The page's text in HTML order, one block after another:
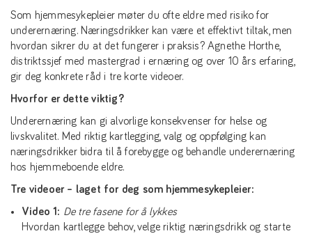
Som hjemmesykepleier møter du ofte eldre med risiko for
underernæring. Næringsdrikker kan være et effektivt tiltak, men
hvordan sikrer du at det fungerer i praksis? Agnethe Horthe,
distriktssjef med mastergrad i ernæring og over 10 års erfaring,
gir deg konkrete råd i tre korte videoer.
Hvorfor er dette viktig?
Underernæring kan gi alvorlige konsekvenser for helse og
livskvalitet. Med riktig kartlegging, valg og oppfølging kan
næringsdrikker bidra til å forebygge og behandle underernæring
hos hjemmeboende eldre.
Tre videoer – laget for deg som hjemmesykepleier:
Video 1: De tre fasene for å lykkes
Hvordan kartlegge behov, velge riktig næringsdrikk og starte